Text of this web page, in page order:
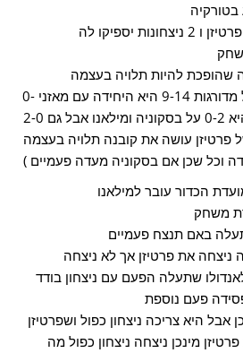
קובנה ייחודית בכך שבכל מדורגות 9-14 היא היחידה עם מאזני 0-
2 לא פחות מ 3 קבוצות היא 0-2 על בסקוניה ומילאנו אבל גם 2-0
פרטיזן עושה את קובנה תלויה בעצמה
וכל שכן אם בסקוניה מעדה פעמיים )
ניצחה את פרטיזן אך לא ניצחה
שתעלה הפעם עם ניצחון בודד
אבל היא צריכה ניצחון כפול ושפרטיזן
מינכן ניצחה ניצחון כפול מה